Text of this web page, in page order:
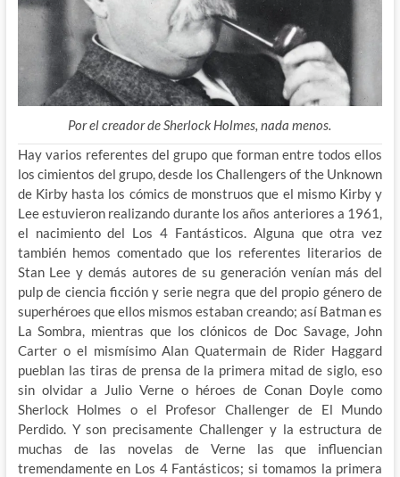
Por el creador de Sherlock Holmes, nada menos.
Hay varios referentes del grupo que forman entre todos ellos
los cimientos del grupo, desde los Challengers of the Unknown
de Kirby hasta los cómics de monstruos que el mismo Kirby y
Lee estuvieron realizando durante los años anteriores a 1961,
el nacimiento del Los 4 Fantásticos. Alguna que otra vez
también hemos comentado que los referentes literarios de
Stan Lee y demás autores de su generación venían más del
pulp de ciencia ficción y serie negra que del propio género de
superhéroes que ellos mismos estaban creando; así Batman es
La Sombra, mientras que los clónicos de Doc Savage, John
Carter o el mismísimo Alan Quatermain de Rider Haggard
pueblan las tiras de prensa de la primera mitad de siglo, eso
sin olvidar a Julio Verne o héroes de Conan Doyle como
Sherlock Holmes o el Profesor Challenger de El Mundo
Perdido. Y son precisamente Challenger y la estructura de
muchas de las novelas de Verne las que influencian
tremendamente en Los 4 Fantásticos; si tomamos la primera